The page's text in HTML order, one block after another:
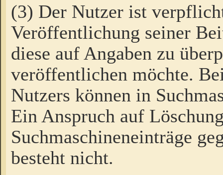
(3) Der Nutzer ist
Veröffentlichung seiner
diese auf Angaben zu
veröffentlichen möchte.
Nutzers können in
Ein Anspruch auf
Suchmaschineneinträge
besteht nicht.